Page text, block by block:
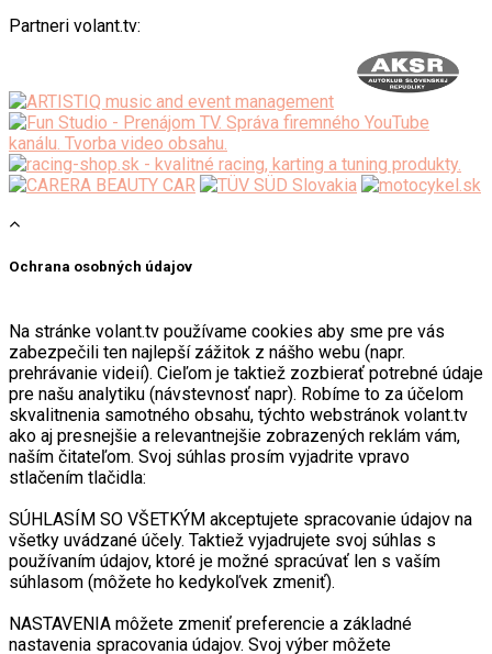
Partneri volant.tv:
Ochrana osobných údajov
Na stránke volant.tv používame cookies aby sme pre vás
zabezpečili ten najlepší zážitok z nášho webu (napr.
prehrávanie videií). Cieľom je taktiež zozbierať potrebné údaje
pre našu analytiku (návstevnosť napr). Robíme to za účelom
skvalitnenia samotného obsahu, týchto webstránok volant.tv
ako aj presnejšie a relevantnejšie zobrazených reklám vám,
naším čitateľom. Svoj súhlas prosím vyjadrite vpravo
stlačením tlačidla:
SÚHLASÍM SO VŠETKÝM akceptujete spracovanie údajov na
všetky uvádzané účely. Taktiež vyjadrujete svoj súhlas s
používaním údajov, ktoré je možné spracúvať len s vaším
súhlasom (môžete ho kedykoľvek zmeniť).
NASTAVENIA môžete zmeniť preferencie a základné
nastavenia spracovania údajov. Svoj výber môžete